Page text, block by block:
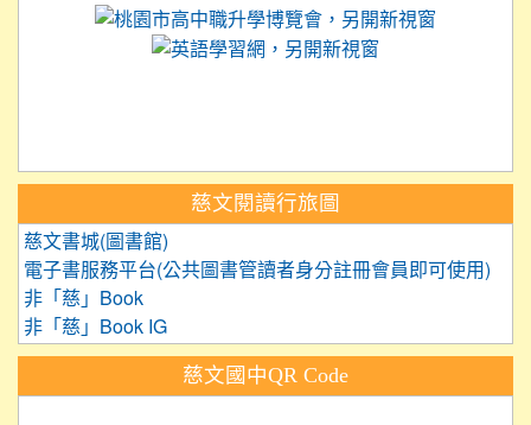
慈文閱讀行旅圖
慈文書城(圖書館)
電子書服務平台(公共圖書管讀者身分註冊會員即可使用)
非「慈」Book
非「慈」Book IG
慈文國中QR Code